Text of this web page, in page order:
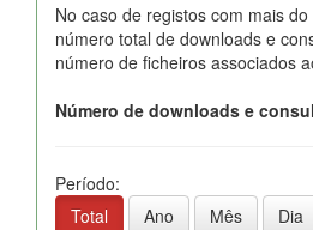
No caso de registos com mais
número total de downloads e
número de ficheiros associados
Número de downloads e
Período:
Total
Ano Mês Dia